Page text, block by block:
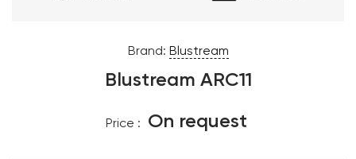
Brand: Blustream
Blustream ARC11
Price : On request